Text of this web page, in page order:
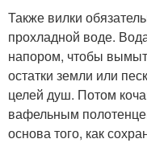
Также вилки
прохладной воде.
напором, чтобы
остатки земли или
целей душ. Потом
вафельным
основа того, как